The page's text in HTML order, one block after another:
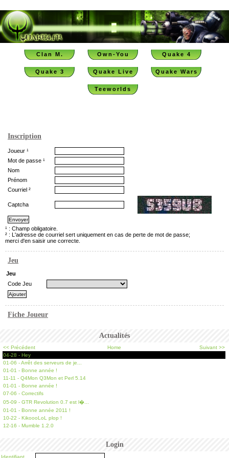
Clan M. Own-You Quake 4
Quake 3 Quake Live Quake Wars
Teeworlds
Actualités
<< Précédent Home
Suivant >>
04-28 - Hey
01-06 - Arrêt des serveurs de je...
01-01 - Bonne année !
11-11 - Q4Mon Q3Mon et Perl 5.14
01-01 - Bonne année !
07-06 - Correctifs
05-09 - GTR Revolution 0.7 est l�...
01-01 - Bonne année 2011 !
10-22 - KikoooLoL plop !
12-16 - Mumble 1.2.0
Login
Identifiant
Inscription
Joueur ¹
Mot de passe ¹
Nom
Prénom
Courriel ²
Captcha
¹ : Champ obligatoire.
² : L'adresse de courriel sert uniquement en cas de perte de mot de passe;
merci d'en saisir une correcte.
Jeu
Jeu
Code Jeu
Fiche Joueur